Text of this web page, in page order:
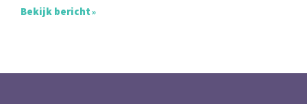
Bekijk bericht